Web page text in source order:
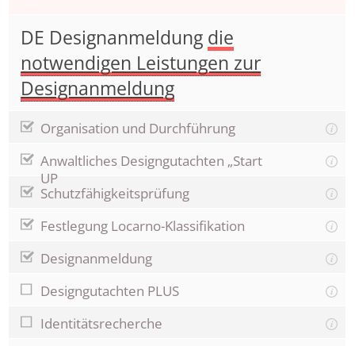
DE Designanmeldung die
notwendigen Leistungen zur
Designanmeldung
Organisation und Durchführung
Anwaltliches Designgutachten „Start
UP
Schutzfähigkeitsprüfung
Festlegung Locarno-Klassifikation
Designanmeldung
Designgutachten PLUS
Identitätsrecherche